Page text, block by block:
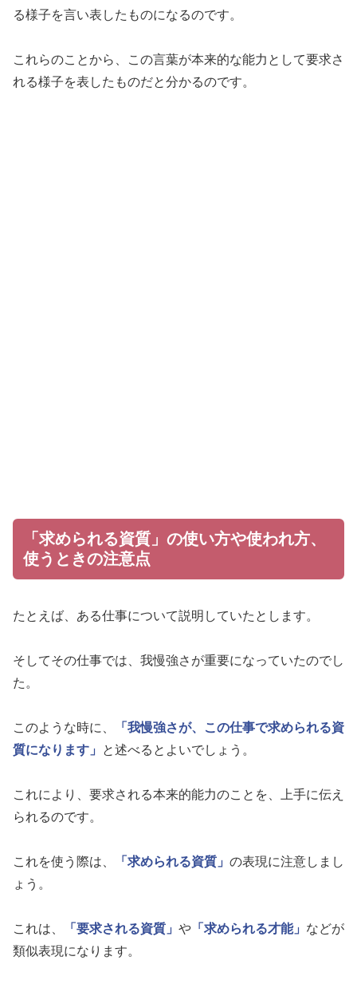
る様子を言い表したものになるのです。
これらのことから、この言葉が本来的な能力として要求さ
れる様子を表したものだと分かるのです。
「求められる資質」の使い方や使われ方、
使うときの注意点
たとえば、ある仕事について説明していたとします。
そしてその仕事では、我慢強さが重要になっていたのでし
た。
このような時に、
「我慢強さが、この仕事で求められる資
質になります」
と述べるとよいでしょう。
これにより、要求される本来的能力のことを、上手に伝え
られるのです。
これを使う際は、 「求められる資質」 の表現に注意しまし
ょう。
これは、 「要求される資質」 や 「求められる才能」 などが
類似表現になります。